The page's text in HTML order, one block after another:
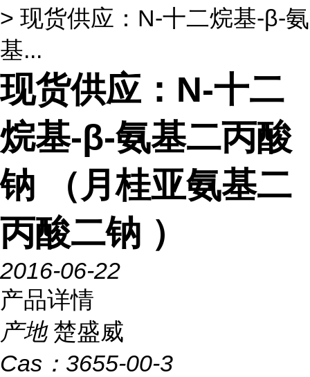
> 现货供应：N-十二烷基-β-氨
基...
现货供应：N-十二
烷基-β-氨基二丙酸
钠 （月桂亚氨基二
丙酸二钠 ）
2016-06-22
产品详情
产地 楚盛威
Cas： 3655-00-3